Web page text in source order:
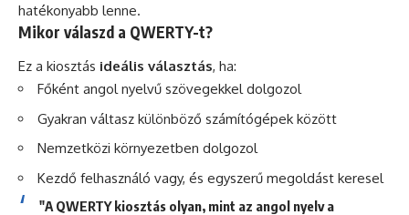
hatékonyabb lenne.
Mikor válaszd a QWERTY-t?
Ez a kiosztás ideális választás, ha:
Főként angol nyelvű szövegekkel dolgozol
Gyakran váltasz különböző számítógépek között
Nemzetközi környezetben dolgozol
Kezdő felhasználó vagy, és egyszerű megoldást keresel
"A QWERTY kiosztás olyan, mint az angol nyelv a